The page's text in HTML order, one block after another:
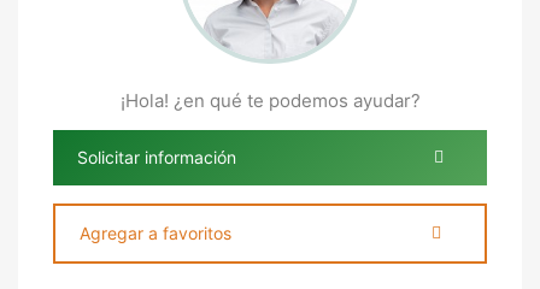
¡Hola! ¿en qué te podemos ayudar?
Solicitar información
Agregar a favoritos